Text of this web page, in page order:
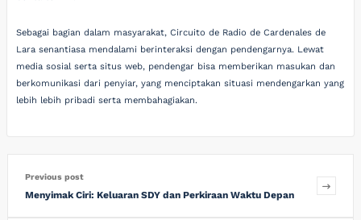
Sebagai bagian dalam masyarakat, Circuito de Radio de Cardenales de
Lara senantiasa mendalami berinteraksi dengan pendengarnya. Lewat
media sosial serta situs web, pendengar bisa memberikan masukan dan
berkomunikasi dari penyiar, yang menciptakan situasi mendengarkan yang
lebih lebih pribadi serta membahagiakan.
Previous post
Menyimak Ciri: Keluaran SDY dan Perkiraan Waktu Depan